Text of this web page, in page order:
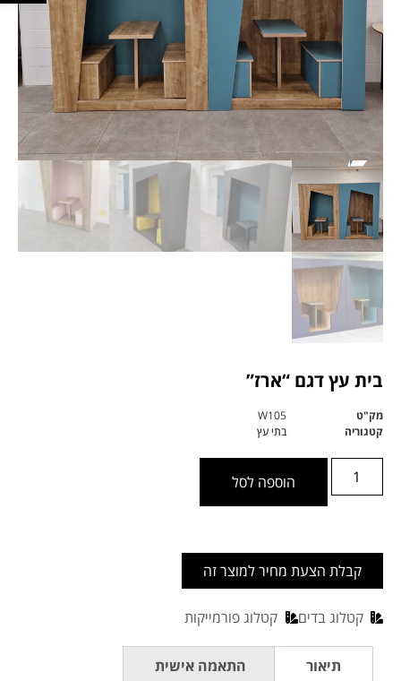
בית עץ דגם “ארז”
מק"ט
W105
קטגוריה
בתי עץ
הוספה לסל
קבלת הצעת מחיר למוצר זה
קטלוג בדים קטלוג פורמייקות
תיאור התאמה אישית